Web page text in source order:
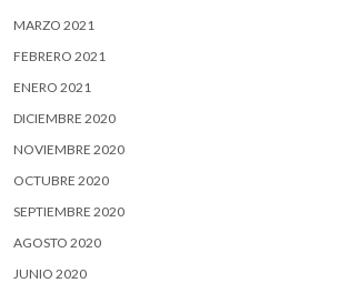
MARZO 2021
FEBRERO 2021
ENERO 2021
DICIEMBRE 2020
NOVIEMBRE 2020
OCTUBRE 2020
SEPTIEMBRE 2020
AGOSTO 2020
JUNIO 2020